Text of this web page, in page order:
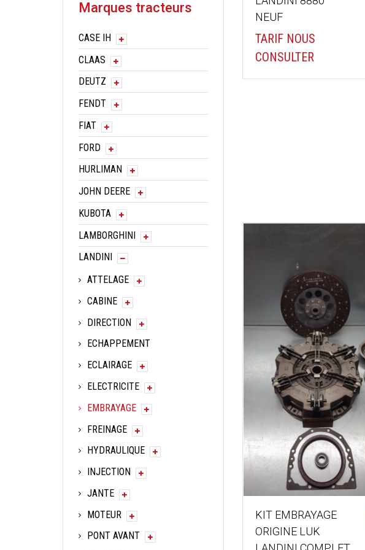
NEUF
TARIF NOUS
CONSULTER
KIT EMBRAYAGE
ORIGINE LUK
Marques tracteurs
CASE IH
CLAAS
DEUTZ
FENDT
FIAT
FORD
HURLIMAN
JOHN DEERE
KUBOTA
LAMBORGHINI
LANDINI
ATTELAGE
CABINE
DIRECTION
ECHAPPEMENT
ECLAIRAGE
ELECTRICITE
EMBRAYAGE
FREINAGE
HYDRAULIQUE
INJECTION
JANTE
MOTEUR
PONT AVANT